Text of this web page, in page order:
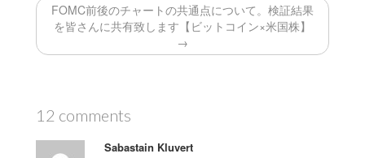
FOMC前後のチャートの共通点について。検証結果
を皆さんに共有致します【ビットコイン×米国株】
→
12 comments
Sabastain Kluvert